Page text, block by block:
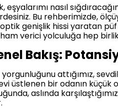
nasıl
Bu rehberimizde,
genişlik hissi yaratan
verici yolculuğa hep
Bakış:
attığımız,
üstlenen bir odanın
aslında